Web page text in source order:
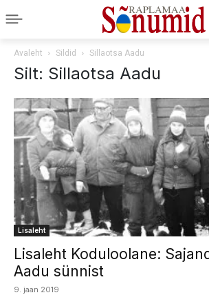
Avaleht Sildid Sillaotsa Aadu
Silt: Sillaotsa Aadu
Lisaleht
Lisaleht Koduloolane:
Aadu sünnist
9. jaan 2019